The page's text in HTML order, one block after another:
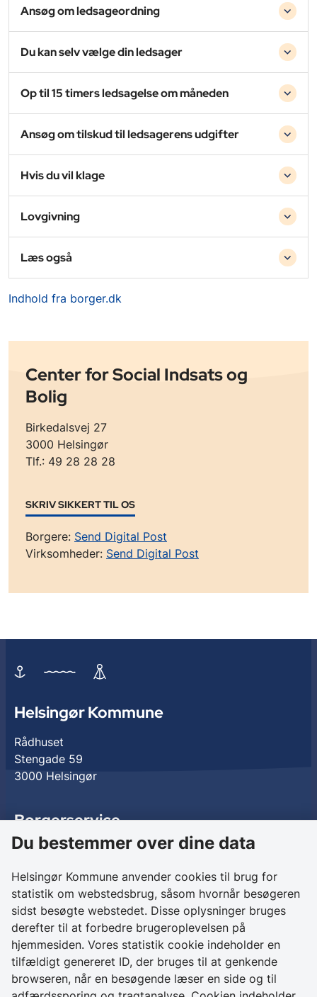
Ansøg om ledsageordning
Du kan selv vælge din ledsager
Op til 15 timers ledsagelse om måneden
Ansøg om tilskud til ledsagerens udgifter
Hvis du vil klage
Lovgivning
Læs også
Indhold fra borger.dk
Center for Social Indsats og
Bolig
Birkedalsvej 27
3000 Helsingør
Tlf.: 49 28 28 28
SKRIV SIKKERT TIL OS
Borgere: Send Digital Post
Virksomheder: Send Digital Post
Helsingør Kommune
Rådhuset
Stengade 59
3000 Helsingør
Borgerservice
Birkedalsvej 27
Kontakt os
+ 45 49 28 28 28
CVR 64 50 20 18
Skriv sikkert til
Du bestemmer over dine data
Helsingør Kommune anvender cookies til brug for
statistik om webstedsbrug, såsom hvornår besøgeren
sidst besøgte webstedet. Disse oplysninger bruges
derefter til at forbedre brugeroplevelsen på
hjemmesiden. Vores statistik cookie indeholder en
tilfældigt genereret ID, der bruges til at genkende
browseren, når en besøgende læser en side og til